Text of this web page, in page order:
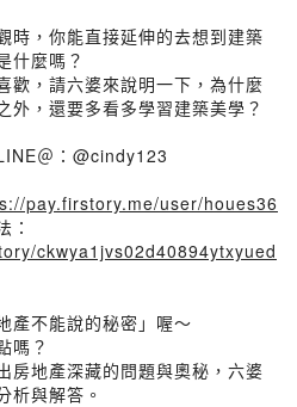
時，你能直接延伸的去想到建築
什麼嗎？
歡，請六婆來說明一下，為什麼
外，還要多看多學習建築美學？
＠：@cindy123
pay.firstory.me/user/houes36
：
ckwya1jvs02d40894ytxyued
產不能說的秘密」喔～
嗎？
房地產深藏的問題與奧秘，六婆
析與解答。